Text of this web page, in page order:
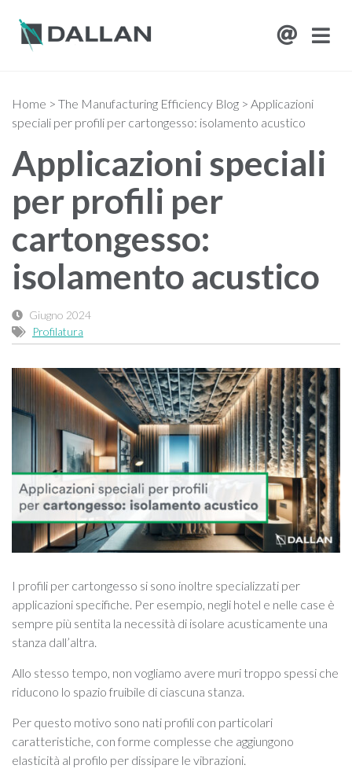
Home > The Manufacturing Efficiency Blog > Applicazioni
speciali per profili per cartongesso: isolamento acustico
Applicazioni speciali
per profili per
cartongesso:
isolamento acustico
Giugno 2024
Profilatura
I profili per cartongesso si sono inoltre specializzati per
applicazioni specifiche. Per esempio, negli hotel e nelle case è
sempre più sentita la necessità di isolare acusticamente una
stanza dall’altra.
Allo stesso tempo, non vogliamo avere muri troppo spessi che
riducono lo spazio fruibile di ciascuna stanza.
Per questo motivo sono nati profili con particolari
caratteristiche, con forme complesse che aggiungono
elasticità al profilo per dissipare le vibrazioni.